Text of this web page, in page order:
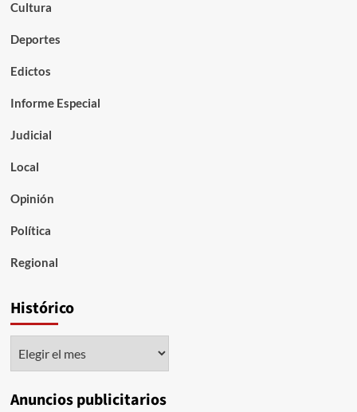
Cultura
Deportes
Edictos
Informe Especial
Judicial
Local
Opinión
Política
Regional
Histórico
Anuncios publicitarios